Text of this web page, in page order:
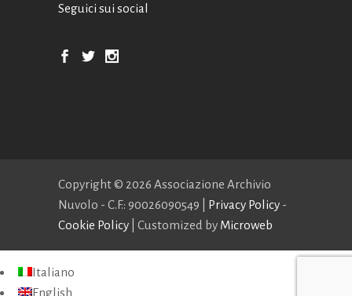
Seguici sui social
Copyright © 2026 Associazione Archivio
Nuvolo - C.F.: 90026090549 | Privacy Policy -
Cookie Policy | Customized by Microweb
Italiano
English